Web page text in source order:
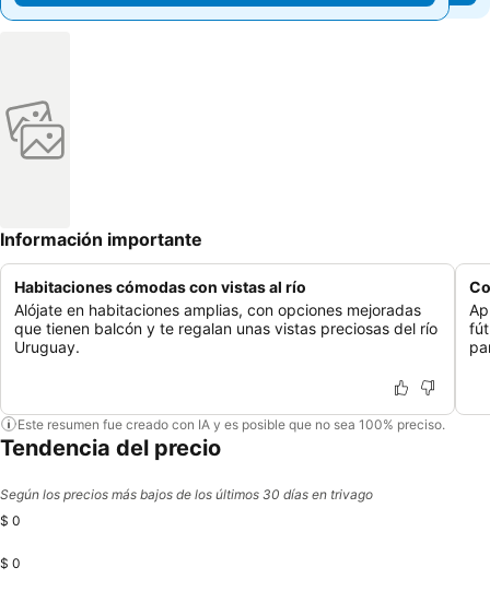
Información importante
Habitaciones cómodas con vistas al río
Alójate en habitaciones amplias, con opciones mejoradas
que tienen balcón y te regalan unas vistas preciosas del río
Uruguay.
Este resumen fue creado con IA y es posible que no sea 100% preciso.
Tendencia del precio
Según los precios más bajos de los últimos 30 días en trivago
$ 0
$ 0